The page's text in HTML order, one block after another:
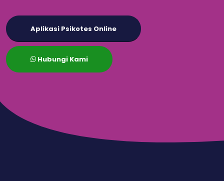
Aplikasi Psikotes Online
Hubungi Kami